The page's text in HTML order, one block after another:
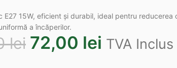
E27 15W, eficient și durabil, ideal pentru reducerea
a încăperilor.
lei 72,00 lei TVA Inclus